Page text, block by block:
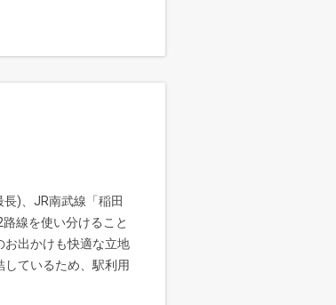
)、JR南武線「稲田
線を使い分けること
お出かけも快適な立地
ているため、駅利用